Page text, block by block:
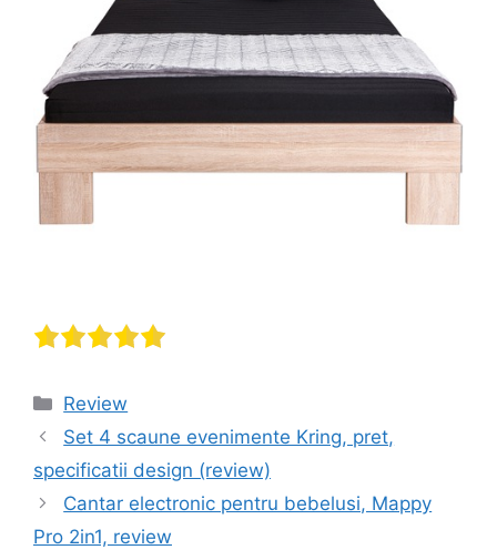
Categorii
Review
Navigare
în
articol
Set 4 scaune evenimente Kring, pret,
specificatii design (review)
Cantar electronic pentru bebelusi, Mappy
Pro 2in1, review